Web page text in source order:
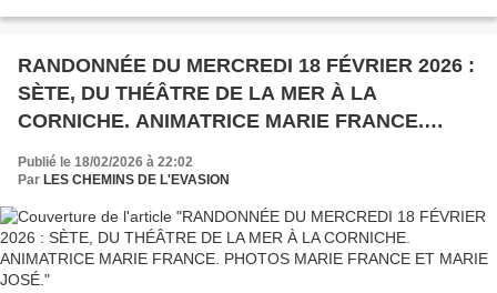
RANDONNÉE DU MERCREDI 18 FÉVRIER 2026 :
SÈTE, DU THÉÂTRE DE LA MER À LA
CORNICHE. ANIMATRICE MARIE FRANCE.
PHOTOS MARIE FRANCE ET MARIE JOSÉ.
Publié le 18/02/2026 à 22:02
Par LES CHEMINS DE L'EVASION